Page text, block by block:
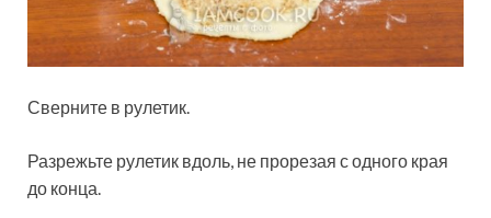
Сверните в рулетик.
Разрежьте рулетик вдоль, не прорезая с одного края
до конца.